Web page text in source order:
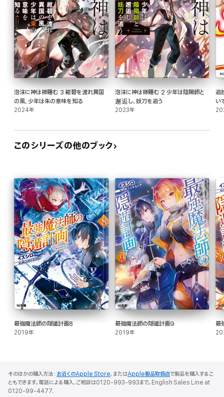
泡沫に神は微睡む 3 紺碧を渡れ異国
の風、少年は朱の意味を知る
2024年
泡沫に神は微睡む 2 少年は陰陽師と
邂逅し、妖刀を追う
2023年
追
い
このシリーズの他のブック
最強魔法師の隠遁計画8
2019年
最強魔法師の隠遁計画9
2019年
最
そのほかの購入方法： お近くのApple Store、またはApple製品取扱店で製品を購入するこ
ともできます。電話による購入、ご相談は0120-993-993まで。English Sales Line at
0120-99-4477.